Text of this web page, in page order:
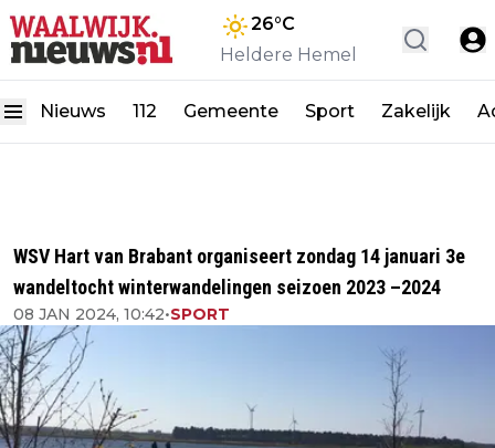
26°C
Heldere Hemel
Nieuws 112 Gemeente Sport Zakelijk
WSV Hart van Brabant organiseert zondag 14 januari 3e
wandeltocht winterwandelingen seizoen 2023 –2024
08 JAN 2024, 10:42•SPORT